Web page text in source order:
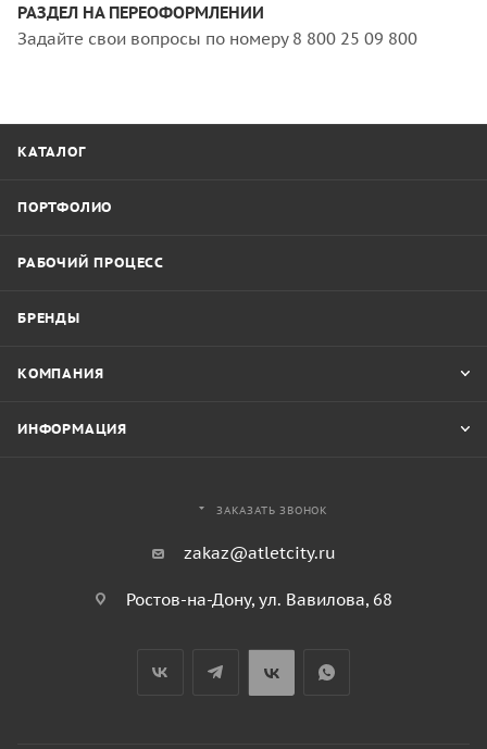
РАЗДЕЛ НА ПЕРЕОФОРМЛЕНИИ
Задайте свои вопросы по номеру 8 800 25 09 800
КАТАЛОГ
ПОРТФОЛИО
РАБОЧИЙ ПРОЦЕСС
БРЕНДЫ
КОМПАНИЯ
ИНФОРМАЦИЯ
ЗАКАЗАТЬ ЗВОНОК
zakaz@atletcity.ru
Ростов-на-Дону, ул. Вавилова, 68